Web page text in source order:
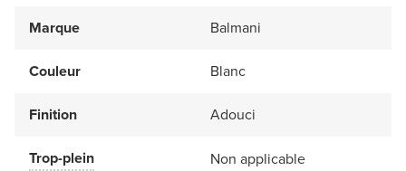
Marque Balmani
Couleur Blanc
Finition Adouci
Trop-plein Non applicable